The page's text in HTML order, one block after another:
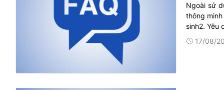
Ngoài sử
thông
sinh2. Yêu
17/08/